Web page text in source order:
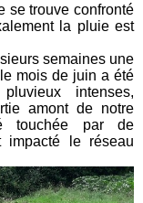
se trouve confronté
la pluie est
semaines une
mois de juin a été
intenses,
amont de notre
touchée par de
impacté le réseau